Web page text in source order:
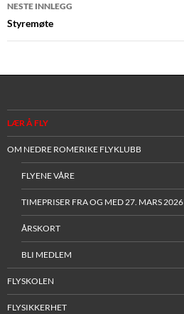
NESTE INNLEGG
Styremøte
LÆR Å FLY
OM NEDRE ROMERIKE FLYKLUBB
FLYENE VÅRE
TIMEPRISER FRA OG MED 27. MARS 2026
ÅRSKORT
BLI MEDLEM
FLYSKOLEN
FLYSIKKERHET